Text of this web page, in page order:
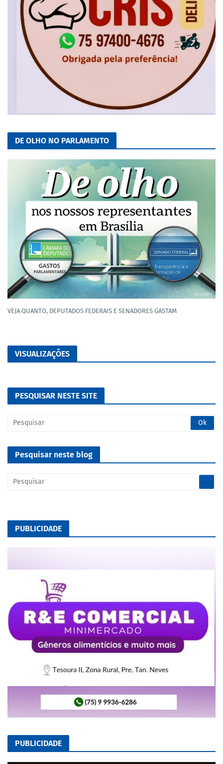
DE OLHO NO PARLAMENTO
VEJA QUANTO, DEPUTADOS FEDERAIS E SENADORES GASTAM
VISUALIZAÇÕES
PESQUISAR NESTE SITE
Pesquisar neste blog
PUBLICIDADE
PUBLICIDADE